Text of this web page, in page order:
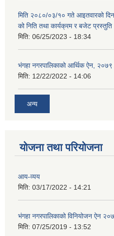
मिति २०८०/०३/१० गते आइतवारको
को निति तथा कार्यक्रम र बजेट प्रस्तुति
मिति: 06/25/2023 - 18:34
भंगहा नगरपालिकाको आर्थिक ऐन,
मिति: 12/22/2022 - 14:06
अन्य
योजना तथा परियोजना
आय-व्यय
मिति: 03/17/2022 - 14:21
भंगहा नगरपालिकाको विनियोजन ऐन
मिति: 07/25/2019 - 13:52